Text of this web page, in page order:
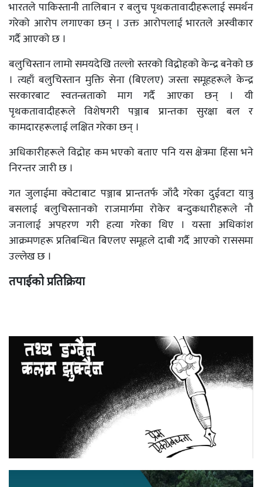
भारतले पाकिस्तानी तालिबान र बलुच पृथकतावादीहरूलाई समर्थन
गरेको आरोप लगाएका छन् । उक्त आरोपलाई भारतले अस्वीकार
गर्दै आएको छ ।
बलुचिस्तान लामो समयदेखि तल्लो स्तरको विद्रोहको केन्द्र बनेको छ
। त्यहाँ बलुचिस्तान मुक्ति सेना (बिएलए) जस्ता समूहहरूले केन्द्र
सरकारबाट स्वतन्त्रताको माग गर्दै आएका छन् । यी
पृथकतावादीहरूले विशेषगरी पञ्जाब प्रान्तका सुरक्षा बल र
कामदारहरूलाई लक्षित गरेका छन् ।
अधिकारीहरूले विद्रोह कम भएको बताए पनि यस क्षेत्रमा हिंसा भने
निरन्तर जारी छ ।
गत जुलाईमा क्वेटाबाट पञ्जाब प्रान्ततर्फ जाँदै गरेका दुईवटा यात्रु
बसलाई बलुचिस्तानको राजमार्गमा रोकेर बन्दुकधारीहरूले नौ
जनालाई अपहरण गरी हत्या गरेका थिए । यस्ता अधिकांश
आक्रमणहरू प्रतिबन्धित बिएलए समूहले दाबी गर्दै आएको राससमा
उल्लेख छ ।
तपाईको प्रतिक्रिया